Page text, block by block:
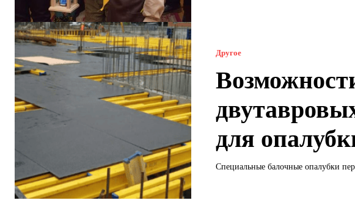
Другое
для
Специальные балочные опалубки